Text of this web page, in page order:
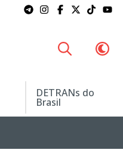
DETRANs do
Brasil